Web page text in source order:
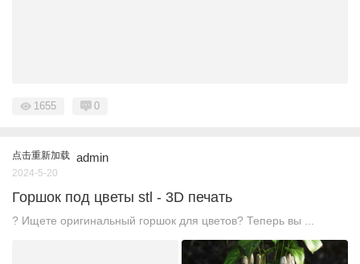
1655 0
点击重新加载 admin
2024-5-20
Горшок под цветы stl - 3D печать
? Ищете оригинальный горшок для цветов? Теперь вы ...